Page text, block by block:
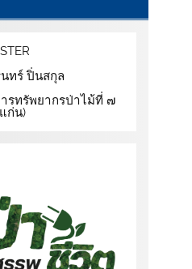
ทร์ ปิ่นสกุล
รทรัพยากรป่าไม้ที่ ๗
ก่น)